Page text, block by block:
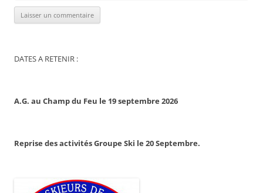
DATES A RETENIR :
A.G. au Champ du Feu le 19 septembre 2026
Reprise des activités Groupe Ski le 20 Septembre.